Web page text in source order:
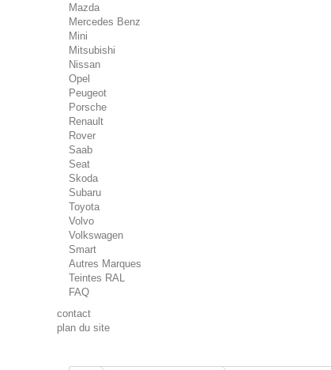
Mazda
Mercedes Benz
Mini
Mitsubishi
Nissan
Opel
Peugeot
Porsche
Renault
Rover
Saab
Seat
Skoda
Subaru
Toyota
Volvo
Volkswagen
Smart
Autres Marques
Teintes RAL
FAQ
contact
plan du site